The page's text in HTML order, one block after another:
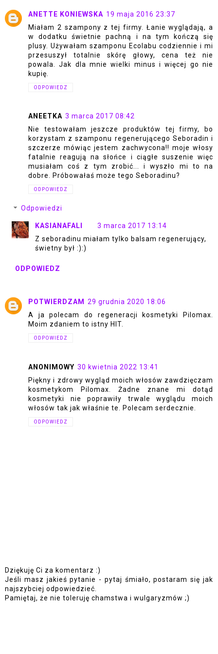
ANETTE KONIEWSKA 19 maja 2016 23:37
Miałam 2 szampony z tej firmy. Łanie wyglądają, a
w dodatku świetnie pachną i na tym kończą się
plusy. Używałam szamponu Ecolabu codziennie i mi
przesuszył totalnie skórę głowy, cena też nie
powala. Jak dla mnie wielki minus i więcej go nie
kupię.
ODPOWIEDZ
ANEETKA 3 marca 2017 08:42
Nie testowałam jeszcze produktów tej firmy, bo
korzystam z szamponu regenerującego Seboradin i
szczerze mówiąc jestem zachwycona!! moje włosy
fatalnie reagują na słońce i ciągłe suszenie więc
musiałam coś z tym zrobić... i wyszło mi to na
dobre. Próbowałaś może tego Seboradinu?
ODPOWIEDZ
Odpowiedzi
KASIANAFALI
3 marca 2017 13:14
Z seboradinu miałam tylko balsam regenerujący,
świetny był :):)
ODPOWIEDZ
POTWIERDZAM
29 grudnia 2020 18:06
A ja polecam do regeneracji kosmetyki Pilomax.
Moim zdaniem to istny HIT.
ODPOWIEDZ
ANONIMOWY 30 kwietnia 2022 13:41
Piękny i zdrowy wygląd moich włosów zawdzięczam
kosmetykom Pilomax. Żadne znane mi dotąd
kosmetyki nie poprawiły trwale wyglądu moich
włosów tak jak właśnie te. Polecam serdecznie.
ODPOWIEDZ
Dziękuję Ci za komentarz :)
Jeśli masz jakieś pytanie - pytaj śmiało, postaram się jak
najszybciej odpowiedzieć.
Pamiętaj, że nie toleruję chamstwa i wulgaryzmów ;)